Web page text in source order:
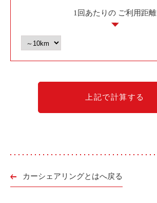
1回あたりの ご利用距離
上記で計算する
カーシェアリングとはへ戻る